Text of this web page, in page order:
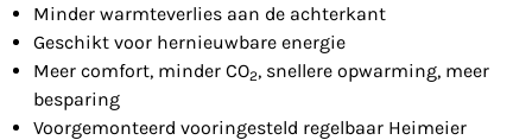
Minder warmteverlies aan de achterkant
Geschikt voor hernieuwbare energie
Meer comfort, minder CO2, snellere opwarming, meer
besparing
Voorgemonteerd vooringesteld regelbaar Heimeier